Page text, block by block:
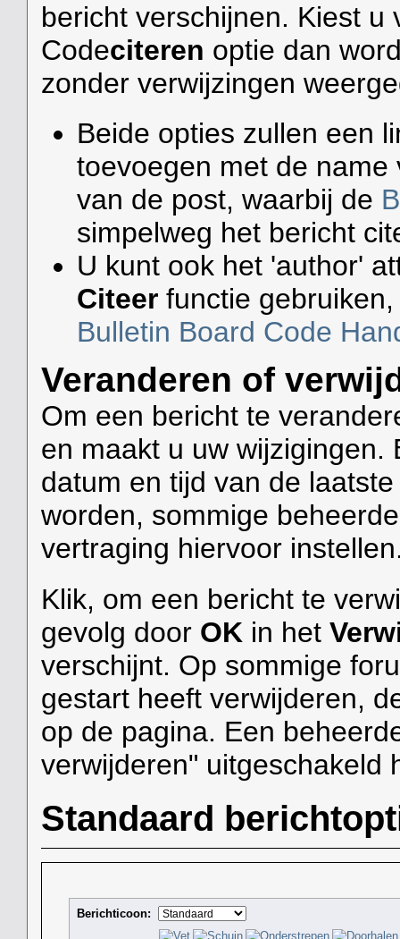
bericht verschijnen. Kiest u
Codeciteren optie dan
zonder verwijzingen
Beide opties zullen een
toevoegen met de
van de post, waarbij de
simpelweg het bericht
U kunt ook het 'author'
Citeerfunctie
Bulletin Board Code
Veranderen of
Om een bericht te
en maakt u uw wijzigingen.
datum en tijd van de
worden, sommige
vertraging hiervoor
Klik, om een bericht te
gevolg door OK in het
verschijnt. Op sommige
gestart heeft verwijderen,
op de pagina. Een
verwijderen" uitgeschakeld
Standaard
Berichticoon: